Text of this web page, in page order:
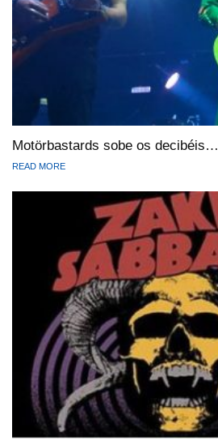
Motörbastards sobe os decibéis…
READ MORE